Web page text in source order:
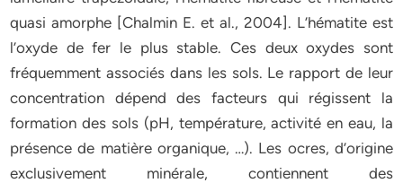
quasi amorphe [Chalmin E. et al., 2004]. L’hématite est
l’oxyde de fer le plus stable. Ces deux oxydes sont
fréquemment associés dans les sols. Le rapport de leur
concentration dépend des facteurs qui régissent la
formation des sols (pH, température, activité en eau, la
présence de matière organique, …). Les ocres, d’origine
exclusivement minérale, contiennent des